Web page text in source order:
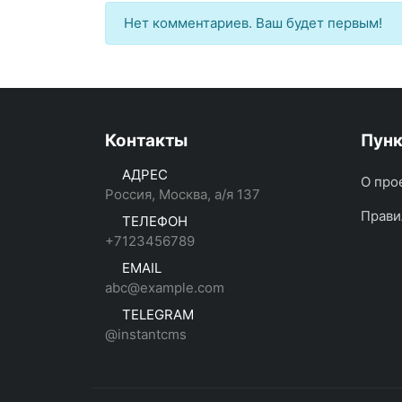
Нет комментариев. Ваш будет первым!
Контакты
АДРЕС
Россия, Москва, а/я 137
ТЕЛЕФОН
+7123456789
EMAIL
abc@example.com
TELEGRAM
@instantcms
О